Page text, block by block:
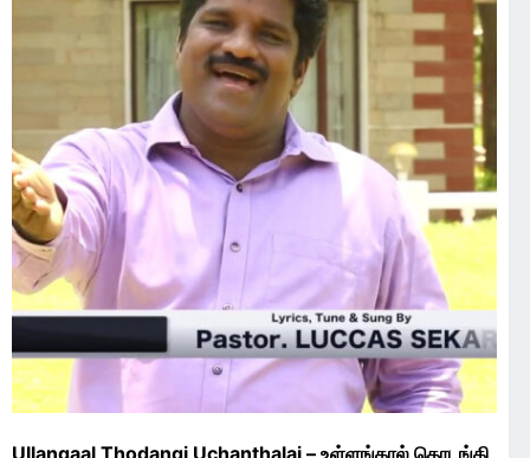
Ullangaal Thodangi Uchanthalai – உள்ளங்கால் தொடங்கி